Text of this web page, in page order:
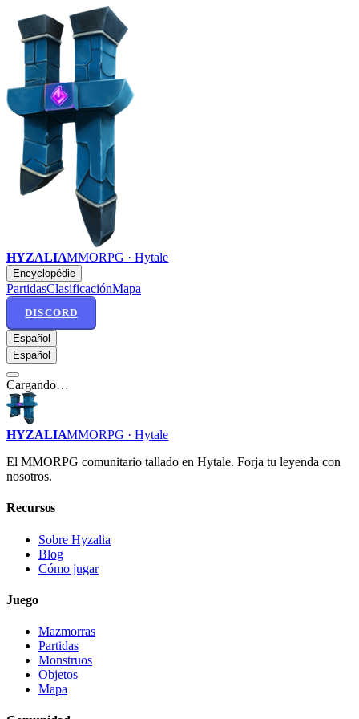
HYZALIAMMORPG · Hytale
Encyclopédie
PartidasClasificaciónMapa
DISCORD
Español
Español
Cargando…
HYZALIAMMORPG · Hytale
El MMORPG comunitario tallado en Hytale. Forja tu leyenda con
nosotros.
Recursos
Sobre Hyzalia
Blog
Cómo jugar
Juego
Mazmorras
Partidas
Monstruos
Objetos
Mapa